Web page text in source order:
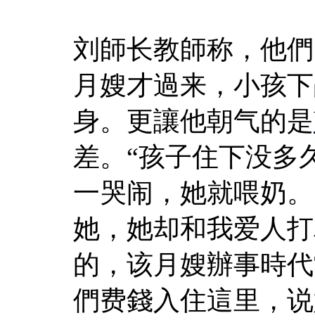
刘師长教師称，他
月嫂才過来，小孩
身。更讓他朝气的是
差。“孩子住下没多
一哭闹，她就喂奶
她，她却和我爱人
的，该月嫂辦事時
們费錢入住這里，